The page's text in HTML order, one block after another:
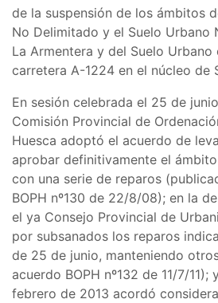
de la suspensión de los ámbitos
No Delimitado y el Suelo Urbano
La Armentera y del Suelo Urbano
carretera A-1224 en el núcleo de
En sesión celebrada el 25 de
Comisión Provincial de
Huesca adoptó el acuerdo de
aprobar definitivamente el ámbito
con una serie de reparos
BOPH nº130 de 22/8/08); en la
el ya Consejo Provincial de
por subsanados los reparos
de 25 de junio, manteniendo
acuerdo BOPH nº132 de 11/7/11);
febrero de 2013 acordó